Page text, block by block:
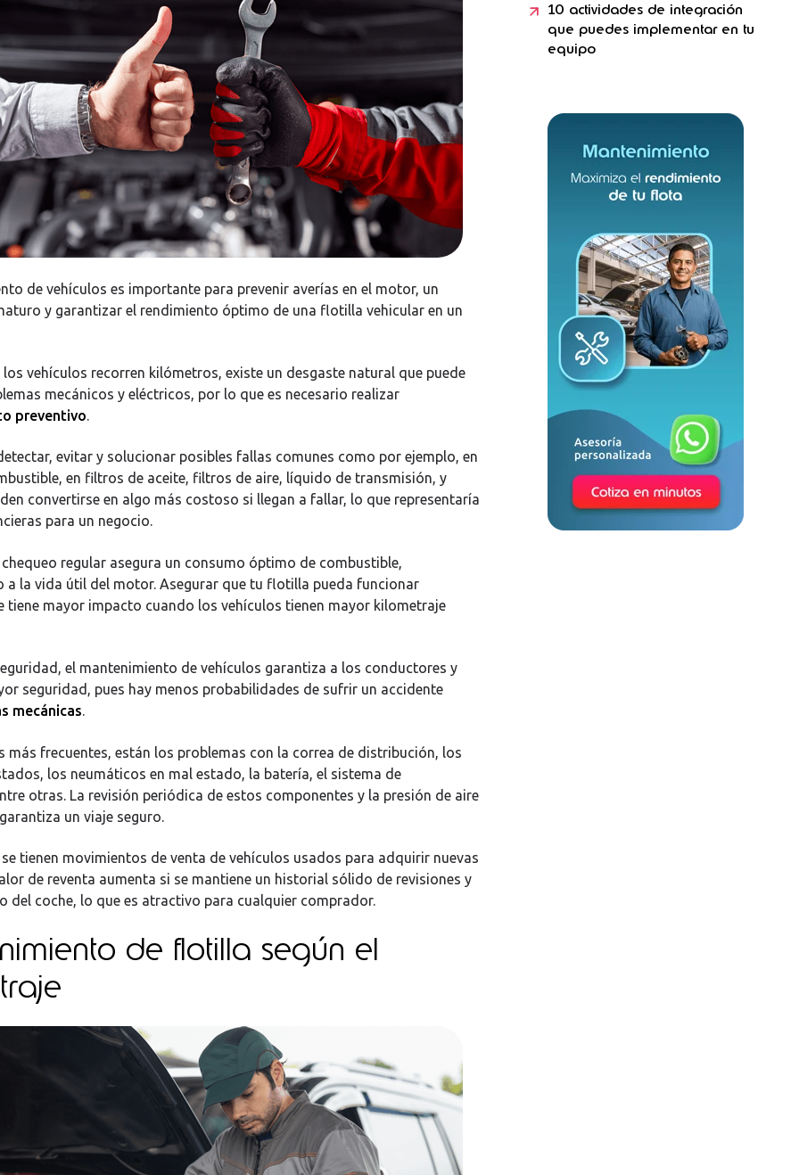
de vehículos es importante para prevenir averías en el motor, un
y garantizar el rendimiento óptimo de una flotilla vehicular en un
vehículos recorren kilómetros, existe un desgaste natural que puede
mecánicos y eléctricos, por lo que es necesario realizar
preventivo.
evitar y solucionar posibles fallas comunes como por ejemplo, en
en filtros de aceite, filtros de aire, líquido de transmisión, y
convertirse en algo más costoso si llegan a fallar, lo que representaría
para un negocio.
regular asegura un consumo óptimo de combustible,
a la vida útil del motor. Asegurar que tu flotilla pueda funcionar
tiene mayor impacto cuando los vehículos tienen mayor kilometraje
el mantenimiento de vehículos garantiza a los conductores y
seguridad, pues hay menos probabilidades de sufrir un accidente
mecánicas.
más frecuentes, están los problemas con la correa de distribución, los
los neumáticos en mal estado, la batería, el sistema de
otras. La revisión periódica de estos componentes y la presión de aire
un viaje seguro.
se tienen movimientos de venta de vehículos usados para adquirir nuevas
de reventa aumenta si se mantiene un historial sólido de revisiones y
del coche, lo que es atractivo para cualquier comprador.
de flotilla según el
10 actividades de integración
que puedes implementar en tu
equipo